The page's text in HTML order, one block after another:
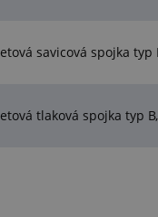
savicová spojka
tlaková spojka typ